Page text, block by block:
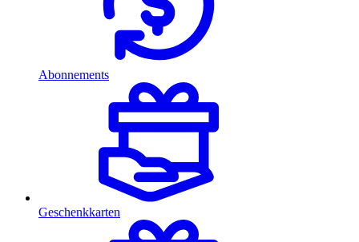
Abonnements
Geschenkkarten